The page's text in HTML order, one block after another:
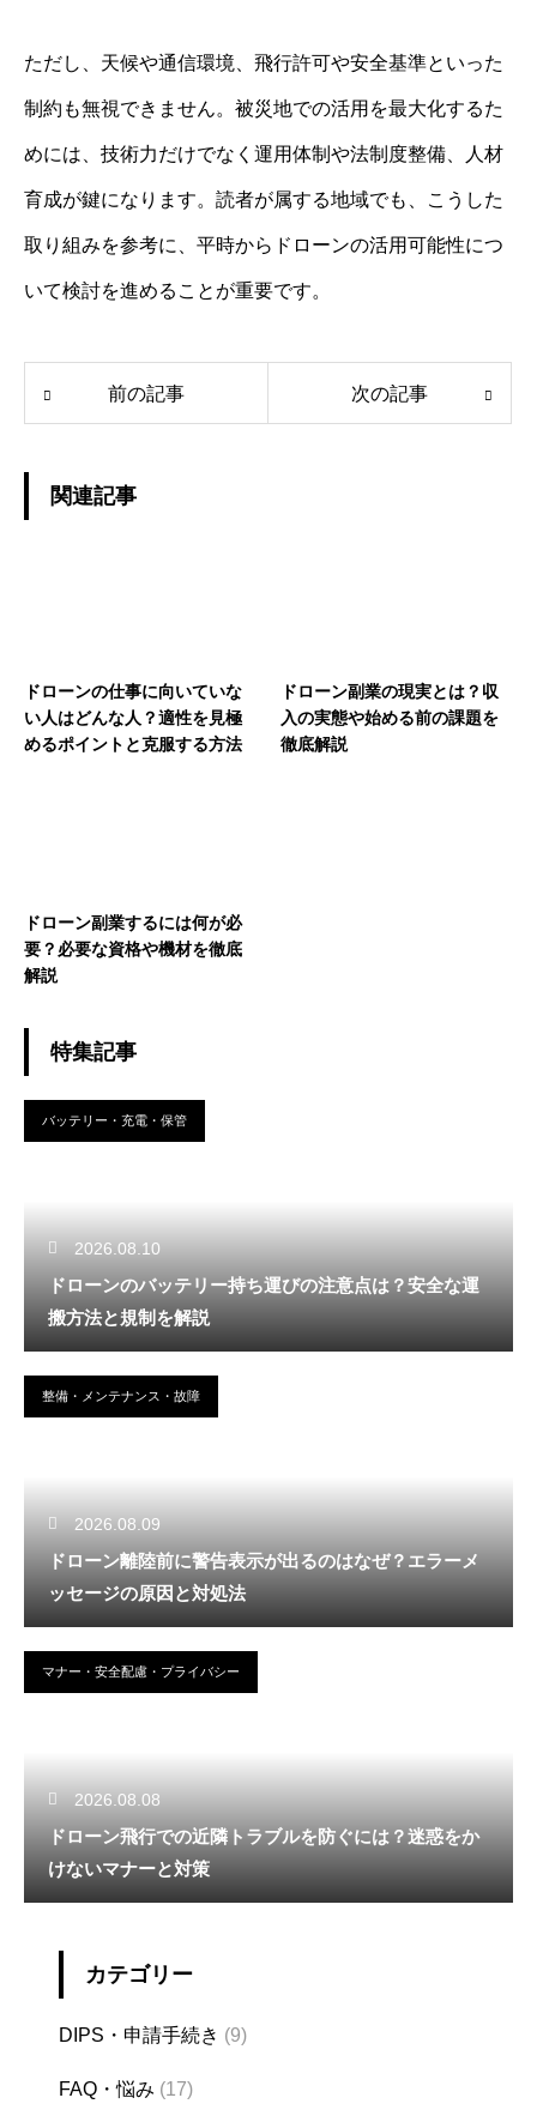
ただし、天候や通信環境、飛行許可や安全基準といった
制約も無視できません。被災地での活用を最大化するた
めには、技術力だけでなく運用体制や法制度整備、人材
育成が鍵になります。読者が属する地域でも、こうした
取り組みを参考に、平時からドローンの活用可能性につ
いて検討を進めることが重要です。
前の記事 次の記事
関連記事
ドローンの仕事に向いていな
い人はどんな人？適性を見極
めるポイントと克服する方法
ドローン副業の現実とは？収
入の実態や始める前の課題を
徹底解説
ドローン副業するには何が必
要？必要な資格や機材を徹底
解説
特集記事
バッテリー・充電・保管
2026.08.10
ドローンのバッテリー持ち運びの注意点は？安全な運
搬方法と規制を解説
整備・メンテナンス・故障
2026.08.09
ドローン離陸前に警告表示が出るのはなぜ？エラーメ
ッセージの原因と対処法
マナー・安全配慮・プライバシー
2026.08.08
ドローン飛行での近隣トラブルを防ぐには？迷惑をか
けないマナーと対策
カテゴリー
DIPS・申請手続き (9)
FAQ・悩み (17)